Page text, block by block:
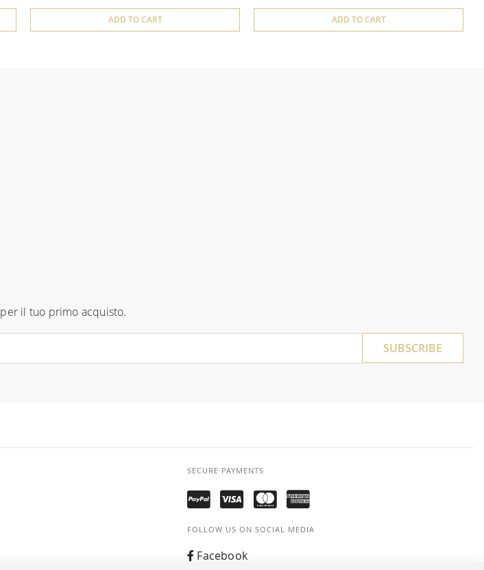
ADD TO CART ADD TO CART
per il tuo primo acquisto.
SUBSCRIBE
SECURE PAYMENTS
FOLLOW US ON SOCIAL MEDIA
Facebook